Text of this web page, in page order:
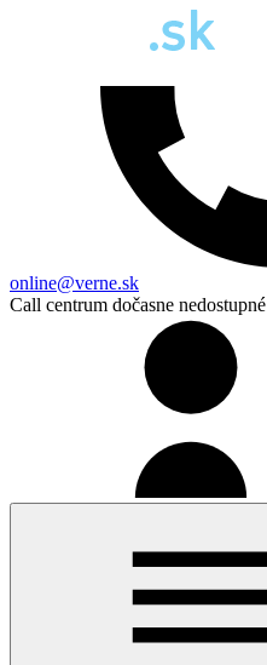
online@verne.sk
Call centrum dočasne nedostupné